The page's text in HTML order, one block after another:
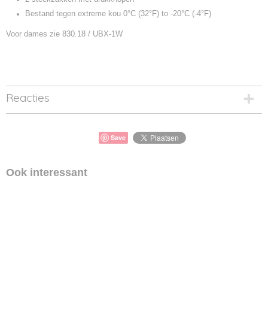
Bestand tegen extreme kou 0°C (32°F) to -20°C (-4°F)
Voor dames zie 830.18 / UBX-1W
Reacties
Save
Ook interessant